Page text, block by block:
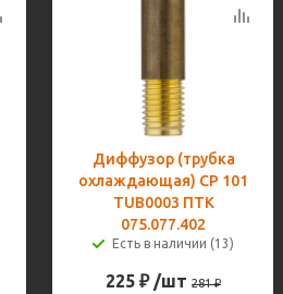
Диффузор (трубка
охлаждающая) CP 101
TUB0003 ПТК
075.077.402
Есть в наличии (13)
225 ₽ /шт 281₽